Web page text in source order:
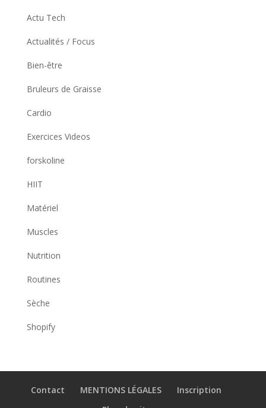
Actu Tech
Actualités / Focus
Bien-être
Bruleurs de Graisse
Cardio
Exercices Videos
forskoline
HIIT
Matériel
Muscles
Nutrition
Routines
Sèche
Shopify
Contact MENTIONS LÉGALES
Inscription